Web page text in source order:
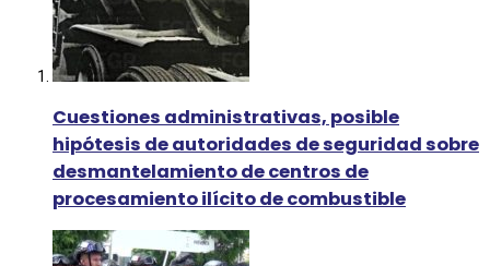
Cuestiones administrativas, posible
hipótesis de autoridades de seguridad sobre
desmantelamiento de centros de
procesamiento ilícito de combustible